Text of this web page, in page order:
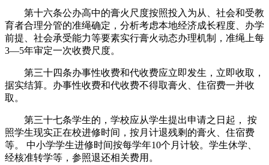
第十六条公办高中的膏火尺度按照投入为从、社会和受教
育者合理分管的准绳确定，分析考虑本地经济成长程度、办学
前提、社会承受能力等要素实行膏火动态办理机制，准绳上每
3—5年审定一次收费尺度。
第三十四条办事性收费和代收费应立即发生，立即收取，
据实结算。办事性收费和代收费不得取膏火、住宿费一并收
取。
第三十七条学生的，学校应从学生提出申请之日起， 按
照学生现实正在校进修时间，按月计退残剩的膏火、住宿费
等。 中小学学生进修时间按每学年10个月计较。学生休学、
经核准转学等，参照退还相关费用。